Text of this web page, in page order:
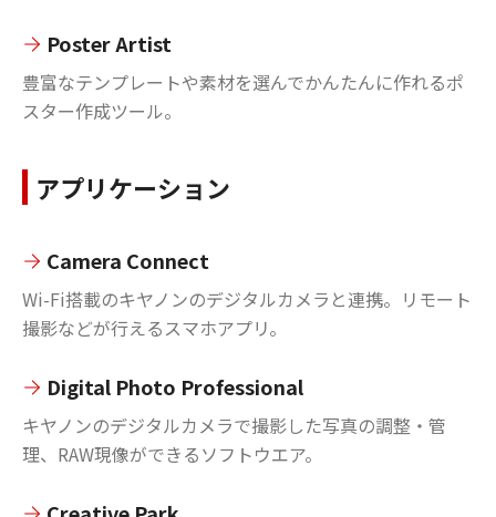
Poster Artist
豊富なテンプレートや素材を選んでかんたんに作れるポ
スター作成ツール。
アプリケーション
Camera Connect
Wi-Fi搭載のキヤノンのデジタルカメラと連携。リモート
撮影などが行えるスマホアプリ。
Digital Photo Professional
キヤノンのデジタルカメラで撮影した写真の調整・管
理、RAW現像ができるソフトウエア。